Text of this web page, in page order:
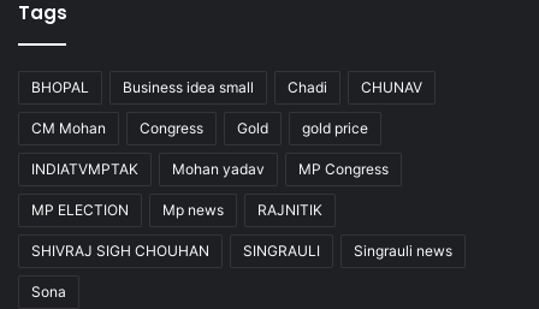
Tags
BHOPAL Business idea small Chadi CHUNAV
CM Mohan Congress Gold gold price
INDIATVMPTAK Mohan yadav MP Congress
MP ELECTION Mp news RAJNITIK
SHIVRAJ SIGH CHOUHAN SINGRAULI Singrauli news
Sona